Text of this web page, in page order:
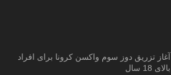
آغاز تزریق دوز سوم واکسن کرونا برای افراد
بالای 18 سال